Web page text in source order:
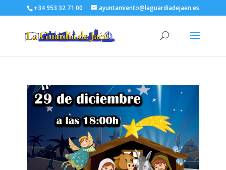
+34 953 32 71 00 ayuntamiento@laguardiadejaen.es